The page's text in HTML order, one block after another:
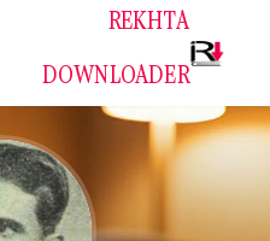
REKHTA
DOWNLOADER